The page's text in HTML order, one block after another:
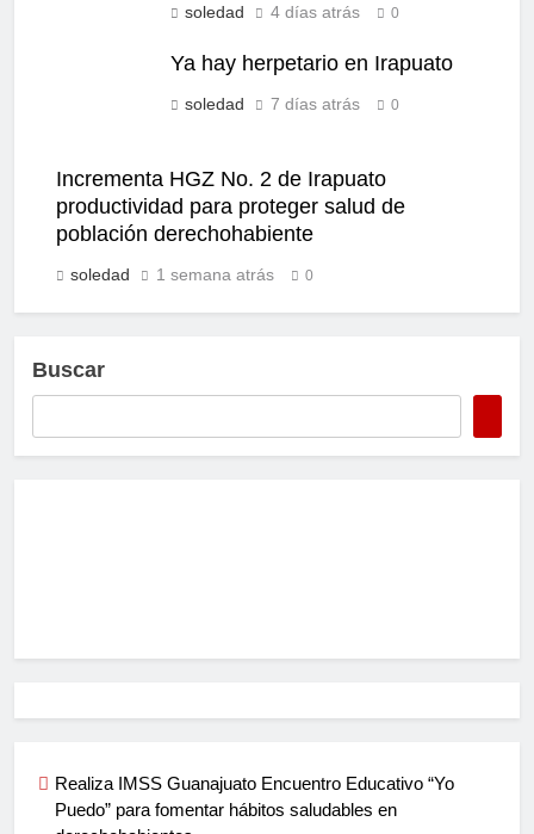
soledad 4 días atrás 0
Ya hay herpetario en Irapuato
soledad 7 días atrás 0
Incrementa HGZ No. 2 de Irapuato
productividad para proteger salud de
población derechohabiente
soledad 1 semana atrás 0
Buscar
Realiza IMSS Guanajuato Encuentro Educativo “Yo
Puedo” para fomentar hábitos saludables en